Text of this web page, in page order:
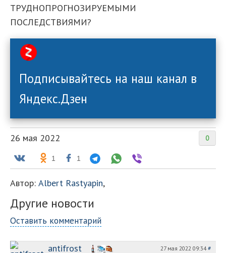
ТРУДНОПРОГНОЗИРУЕМЫМИ
ПОСЛЕДСТВИЯМИ?
Подписывайтесь на наш канал в
Яндекс.Дзен
0
26 мая 2022
1 1
Автор: Albert Rastyapin,
Другие новости
Оставить комментарий
antifrost 27 мая 2022 09:34#